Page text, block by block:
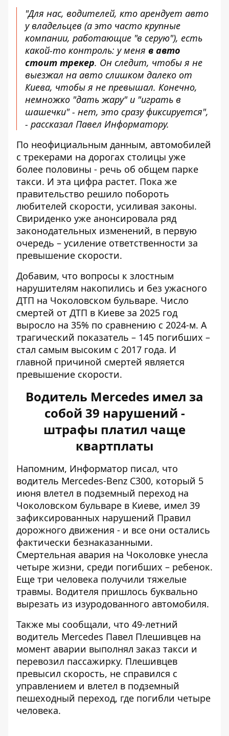
"Для нас, водителей, кто арендует авто
у владельцев (а это часто крупные
компании, работающие "в серую"), есть
какой-то контроль: у меня в авто
стоит трекер. Он следит, чтобы я не
выезжал на авто слишком далеко от
Киева, чтобы я не превышал. Конечно,
немножко "дать жару" и "играть в
шашечки" - нет, это сразу фиксируется",
- рассказал Павел Информатору.
По неофициальным данным, автомобилей
с трекерами на дорогах столицы уже
более половины - речь об общем парке
такси. И эта цифра растет. Пока же
правительство решило побороть
любителей скорости, усиливая законы.
Свириденко уже анонсировала ряд
законодательных изменений, в первую
очередь – усиление ответственности за
превышение скорости.
Добавим, что вопросы к злостным
нарушителям накопились и без ужасного
ДТП на Чоколовском бульваре. Число
смертей от ДТП в Киеве за 2025 год
выросло на 35% по сравнению с 2024-м. А
трагический показатель – 145 погибших –
стал самым высоким с 2017 года. И
главной причиной смертей является
превышение скорости.
Водитель Mercedes имел за
собой 39 нарушений -
штрафы платил чаще
квартплаты
Напомним, Информатор писал, что
водитель Mercedes-Benz C300, который 5
июня влетел в подземный переход на
Чоколовском бульваре в Киеве, имел 39
зафиксированных нарушений Правил
дорожного движения - и все они остались
фактически безнаказанными.
Смертельная авария на Чоколовке унесла
четыре жизни, среди погибших – ребенок.
Еще три человека получили тяжелые
травмы. Водителя пришлось буквально
вырезать из изуродованного автомобиля.
Также мы сообщали, что 49-летний
водитель Mercedes Павел Плешивцев на
момент аварии выполнял заказ такси и
перевозил пассажирку. Плешивцев
превысил скорость, не справился с
управлением и влетел в подземный
пешеходный переход, где погибли четыре
человека.